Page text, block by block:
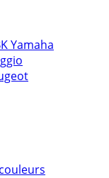
Yamaha